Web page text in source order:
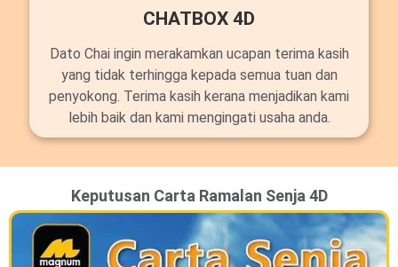
CHATBOX 4D
Dato Chai ingin merakamkan ucapan terima kasih
yang tidak terhingga kepada semua tuan dan
penyokong. Terima kasih kerana menjadikan kami
lebih baik dan kami mengingati usaha anda.
Keputusan Carta Ramalan Senja 4D